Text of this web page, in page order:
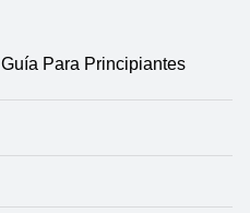
Guía Para Principiantes